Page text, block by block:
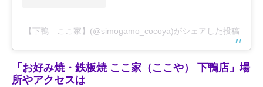
【下鴨 ここ家】(@simogamo_cocoya)がシェアした投稿
「お好み焼・鉄板焼 ここ家（ここや） 下鴨店」場
所やアクセスは